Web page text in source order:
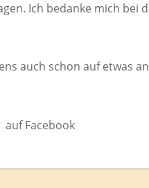
Ich bedanke mich bei
auch schon auf etwas
auf Facebook